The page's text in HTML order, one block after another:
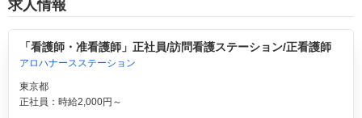
求人情報
「看護師・准看護師」正社員/訪問看護ステーション/正看護師
アロハナースステーション
東京都
正社員：時給2,000円～